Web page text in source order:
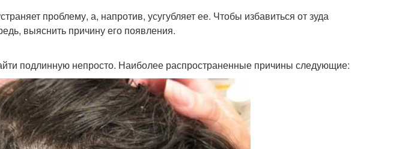
проблему, а, напротив, усугубляет ее. Чтобы избавиться от зуда
выяснить причину его появления.
подлинную непросто. Наиболее распространенные причины следующие: